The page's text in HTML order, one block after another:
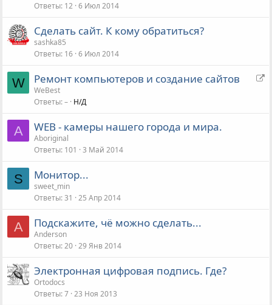
Ответы 12 6 Июл 2014
Сделать сайт. К кому обратиться?
sashka85
Ответы 16 6 Июл 2014
W
П
Ремонт компьютеров и создание сайтов
WeBest
Ответы – Н/Д
А WEB - камеры нашего города и мира.
Аboriginal
Ответы 101 3 Май 2014
S Монитор...
sweet_min
Ответы 31 25 Апр 2014
A Подскажите, чё можно сделать...
Anderson
Ответы 20 29 Янв 2014
Электронная цифровая подпись. Где?
Ortodocs
Ответы 7 23 Ноя 2013